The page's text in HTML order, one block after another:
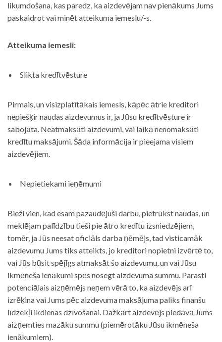
likumdošana, kas paredz, ka aizdevējam nav pienākums Jums
paskaidrot vai minēt atteikuma iemeslu/-s.
Atteikuma iemesli:
Slikta kredītvēsture
Pirmais, un visizplatītākais iemesls, kāpēc ātrie kreditori
nepiešķir naudas aizdevumus ir, ja Jūsu kredītvēsture ir
sabojāta. Neatmaksāti aizdevumi, vai laikā nenomaksāti
kredītu maksājumi. Šāda informācija ir pieejama visiem
aizdevējiem.
Nepietiekami ieņēmumi
Bieži vien, kad esam pazaudējuši darbu, pietrūkst naudas, un
meklējam palīdzību tieši pie ātro kredītu izsniedzējiem,
tomēr, ja Jūs neesat oficiāls darba ņēmējs, tad visticamāk
aizdevumu Jums tiks atteikts, jo kreditori nopietni izvērtē to,
vai Jūs būsit spējīgs atmaksāt šo aizdevumu, un vai Jūsu
ikmēneša ienākumi spēs nosegt aizdevuma summu. Parasti
potenciālais aizņēmējs neņem vērā to, ka aizdevējs arī
izrēķina vai Jums pēc aizdevuma maksājuma paliks finanšu
līdzekļi ikdienas dzīvošanai. Dažkārt aizdevējs piedāvā Jums
aizņemties mazāku summu (piemērotāku Jūsu ikmēneša
ienākumiem).